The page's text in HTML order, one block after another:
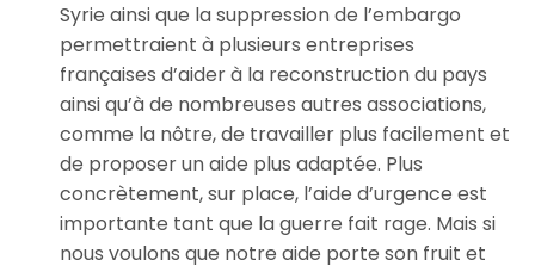
Syrie ainsi que la suppression de l’embargo
permettraient à plusieurs entreprises
françaises d’aider à la reconstruction du pays
ainsi qu’à de nombreuses autres associations,
comme la nôtre, de travailler plus facilement et
de proposer un aide plus adaptée. Plus
concrètement, sur place, l’aide d’urgence est
importante tant que la guerre fait rage. Mais si
nous voulons que notre aide porte son fruit et